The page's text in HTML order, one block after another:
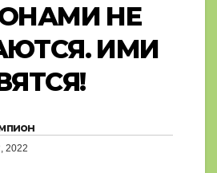
НЕ
ИМИ
2022